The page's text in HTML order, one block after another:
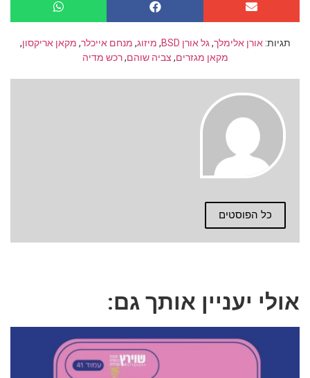
תגיות: אורן אלימלך,גל אורן BSD , מיזוג, מנחם אייכלר, מקאן אריקסון,
מקאן מגזרים, צביה שוהם,רכש מדיה
כל הפוסטים
אולי יעניין אותך גם: